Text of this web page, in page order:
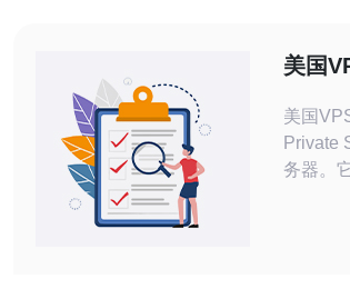
美国
美国VPS排
Private
务器。